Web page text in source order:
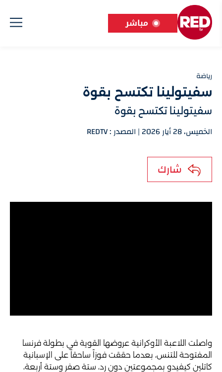
مباشر
رياضة
سفيتولينا تكتسح بقوة
سفيتولينا تكتسح بقوة
الخميس، 28 أيار 2026 | المصدر : REDTV
شارك
واصلت اللاعبة الأوكرانية عروضها القوية في بطولة فرنسا
المفتوحة للتنس، بعدما حققت فوزاً ساحقاً على الإسبانية
كاتلين كيفيدو بمجموعتين دون رد، ستة صفر وستة أربعة،